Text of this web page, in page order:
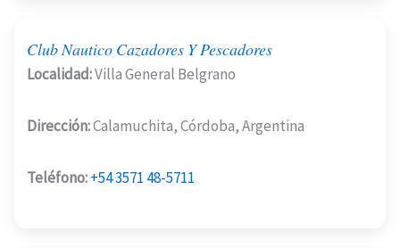
Club Nautico Cazadores Y Pescadores
Localidad:Villa General Belgrano
Dirección:Calamuchita, Córdoba, Argentina
Teléfono:+54 3571 48-5711